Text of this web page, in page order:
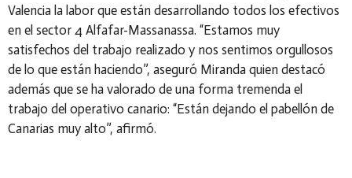
Valencia la labor que están desarrollando todos los efectivos
en el sector 4 Alfafar-Massanassa. “Estamos muy
satisfechos del trabajo realizado y nos sentimos orgullosos
de lo que están haciendo”, aseguró Miranda quien destacó
además que se ha valorado de una forma tremenda el
trabajo del operativo canario: “Están dejando el pabellón de
Canarias muy alto”, afirmó.